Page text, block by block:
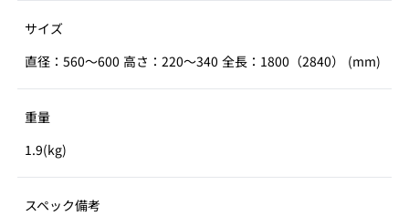
サイズ
直径：560～600 高さ：220～340 全長：1800（2840） (mm)
重量
1.9(kg)
スペック備考